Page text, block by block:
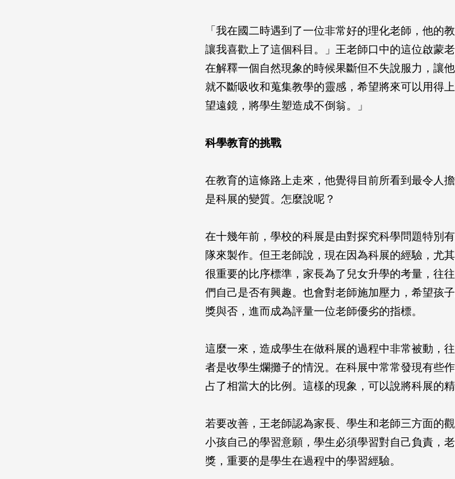
「我在國二時遇到了一位非常好的理化老師，他的
讓我喜歡上了這個科目。」王老師口中的這位啟蒙
在解釋一個自然現象的時候果斷但不失說服力，讓
就不斷吸收和蒐集教學的靈感，希望將來可以用得
望遠鏡，將學生塑造成不倒翁。」
科學教育的挑戰
在教育的這條路上走來，他覺得目前所看到最令人
是科展的變質。怎麼說呢？
在十幾年前，學校的科展是由對探究科學問題特別
隊來製作。但王老師說，現在因為科展的經驗，尤
很重要的比序標準，家長為了兒女升學的考量，往
們自己是否有興趣。也會對老師施加壓力，希望孩
獎與否，進而成為評量一位老師優劣的指標。
這麼一來，造成學生在做科展的過程中非常被動，
者是收學生爛攤子的情況。在科展中常常發現有些
占了相當大的比例。這樣的現象，可以說將科展的精
若要改善，王老師認為家長、學生和老師三方面的
小孩自己的學習意願，學生必須學習對自己負責，
獎，重要的是學生在過程中的學習經驗。